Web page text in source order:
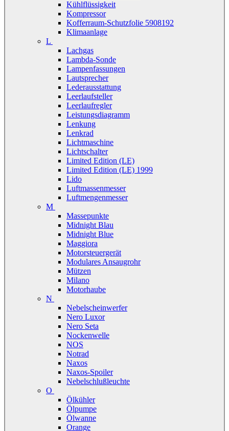
Kühlflüssigkeit
Kompressor
Kofferraum-Schutzfolie 5908192
Klimaanlage
L
Lachgas
Lambda-Sonde
Lampenfassungen
Lautsprecher
Lederausstattung
Leerlaufsteller
Leerlaufregler
Leistungsdiagramm
Lenkung
Lenkrad
Lichtmaschine
Lichtschalter
Limited Edition (LE)
Limited Edition (LE) 1999
Lido
Luftmassenmesser
Luftmengenmesser
M
Massepunkte
Midnight Blau
Midnight Blue
Maggiora
Motorsteuergerät
Modulares Ansaugrohr
Mützen
Milano
Motorhaube
N
Nebelscheinwerfer
Nero Luxor
Nero Seta
Nockenwelle
NOS
Notrad
Naxos
Naxos-Spoiler
Nebelschlußleuchte
O
Ölkühler
Ölpumpe
Ölwanne
Orange